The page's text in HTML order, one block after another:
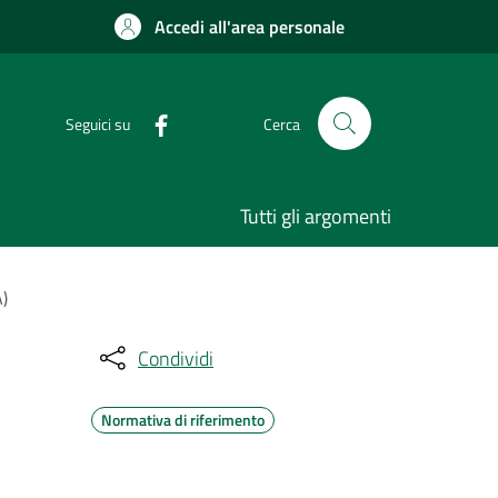
Accedi all'area personale
Seguici su Cerca
Tutti gli argomenti
Condividi
Normativa di riferimento